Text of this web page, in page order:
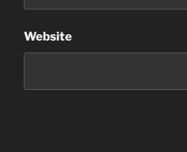
Website